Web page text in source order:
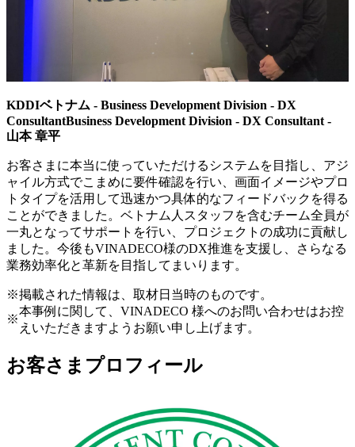
KDDIベトナム - Business Development Division - DX
ConsultantBusiness Development Division - DX Consultant -
山本 章平
お客さまに本当に使っていただけるシステムを目指し、アジ
ャイル方式でこまめに要件確認を行い、画面イメージやプロ
トタイプを活用して迅速かつ具体的なフィードバックを得る
ことができました。ベトナム人スタッフを含むチーム全員が
一丸となってサポートを行い、プロジェクトの成功に貢献し
ました。今後もVINADECO様のDX推進を支援し、さらなる
業務効率化と革新を目指してまいります。
※掲載された情報は、取材日当時のものです。
※
本事例に関して、VINADECO 様へのお問い合わせはお控
えいただきますようお願い申し上げます。
お客さまプロフィール